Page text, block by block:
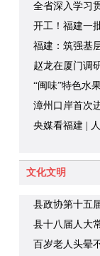
全省深入学习
代“堡垒工程”
开工！福建一
福建：筑强基
赵龙在厦门调
“闽味”特色水
漳州口岸首次
央媒看福建 |
文化文明
县政协第十五
县十八届人大
财旺代理浦城
百岁老人头晕